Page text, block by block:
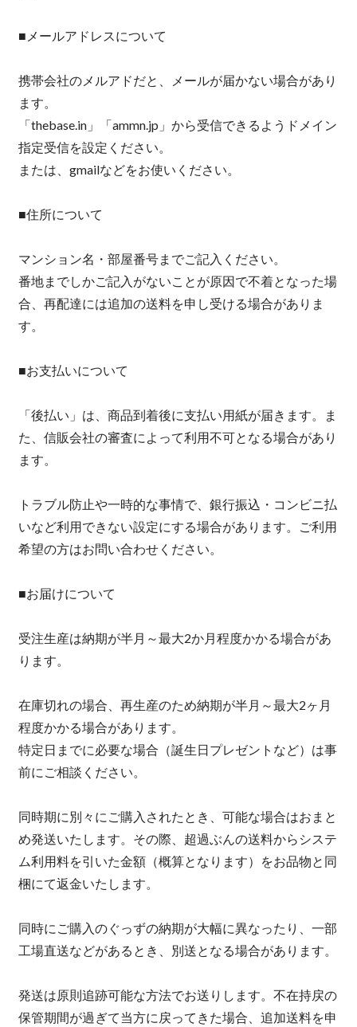
■メールアドレスについて
携帯会社のメルアドだと、メールが届かない場合があり
ます。
「thebase.in」「ammn.jp」から受信できるようドメイン
指定受信を設定ください。
または、gmailなどをお使いください。
■住所について
マンション名・部屋番号までご記入ください。
番地までしかご記入がないことが原因で不着となった場
合、再配達には追加の送料を申し受ける場合がありま
す。
■お支払いについて
「後払い」は、商品到着後に支払い用紙が届きます。ま
た、信販会社の審査によって利用不可となる場合があり
ます。
トラブル防止や一時的な事情で、銀行振込・コンビニ払
いなど利用できない設定にする場合があります。ご利用
希望の方はお問い合わせください。
■お届けについて
受注生産は納期が半月～最大2か月程度かかる場合があ
ります。
在庫切れの場合、再生産のため納期が半月～最大2ヶ月
程度かかる場合があります。
特定日までに必要な場合（誕生日プレゼントなど）は事
前にご相談ください。
同時期に別々にご購入されたとき、可能な場合はおまと
め発送いたします。その際、超過ぶんの送料からシステ
ム利用料を引いた金額（概算となります）をお品物と同
梱にて返金いたします。
同時にご購入のぐっずの納期が大幅に異なったり、一部
工場直送などがあるとき、別送となる場合があります。
発送は原則追跡可能な方法でお送りします。不在持戻の
保管期間が過ぎて当方に戻ってきた場合、追加送料を申